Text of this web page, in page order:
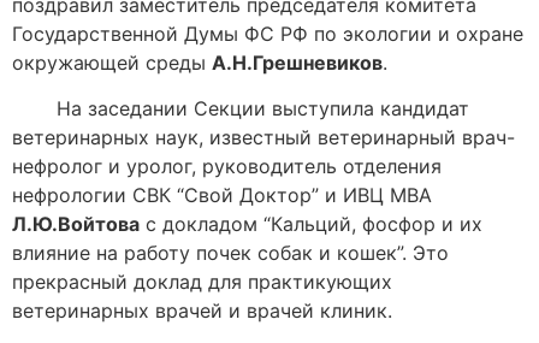
Государственной Думы ФС РФ по экологии и охране
окружающей среды А.Н.Грешневиков.
На заседании Секции выступила кандидат
ветеринарных наук, известный ветеринарный врач-
нефролог и уролог, руководитель отделения
нефрологии СВК “Свой Доктор” и ИВЦ МВА
Л.Ю.Войтова с докладом “Кальций, фосфор и их
влияние на работу почек собак и кошек”. Это
прекрасный доклад для практикующих
ветеринарных врачей и врачей клиник.